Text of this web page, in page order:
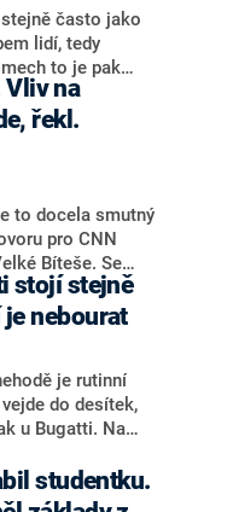
často jako
lidí, tedy
to je pak
tím, že u
rizika,
řekl.
to docela smutný
pro CNN
Bíteše. Se
do škodovky,
musela
Sám Kajínek
stojí stejně
je nebourat
je rutinní
do desítek,
u Bugatti. Na
za
to.
studentku.